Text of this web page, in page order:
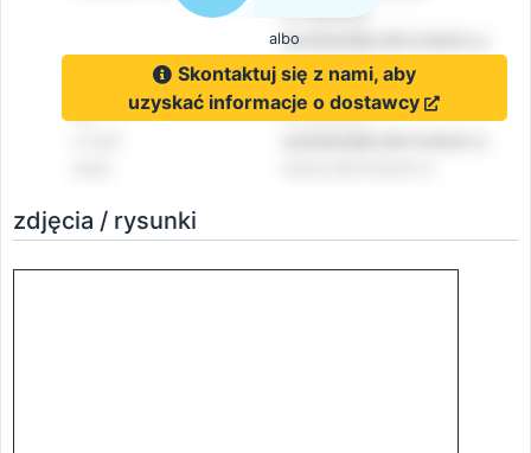
albo
Skontaktuj się z nami, aby
uzyskać informacje o dostawcy
zdjęcia / rysunki